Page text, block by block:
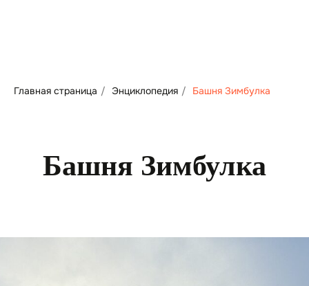
Главная страница / Энциклопедия / Башня Зимбулка
Башня Зимбулка